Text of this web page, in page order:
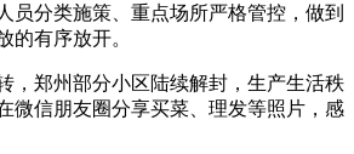
员分类施策、重点场所严格管控，做到
的有序放开。
郑州部分小区陆续解封，生产生活秩
微信朋友圈分享买菜、理发等照片，感